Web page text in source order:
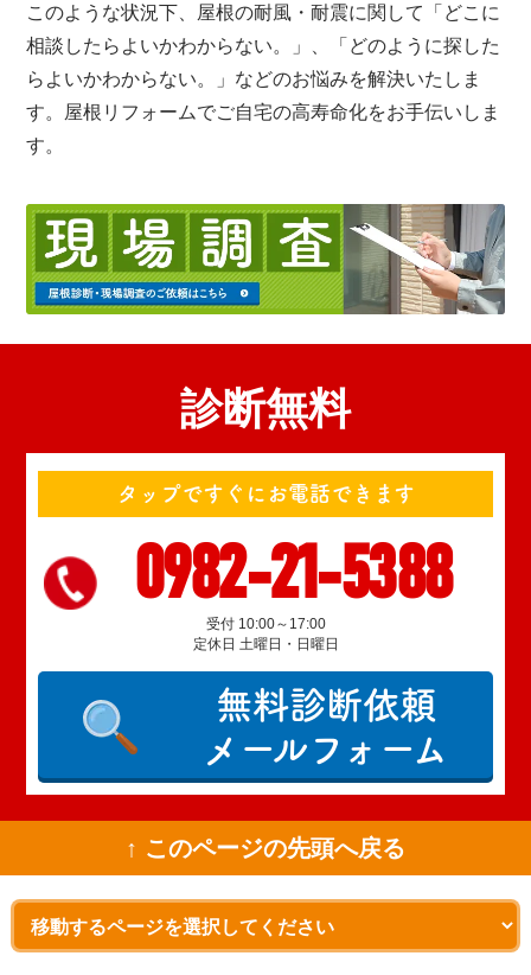
このような状況下、屋根の耐風・耐震に関して「どこに
相談したらよいかわからない。」、「どのように探した
らよいかわからない。」などのお悩みを解決いたしま
す。屋根リフォームでご自宅の高寿命化をお手伝いしま
す。
診断無料
タップですぐにお電話できます
0982-21-5388
受付 10:00～17:00
定休日 土曜日・日曜日
無料診断依頼
メールフォーム
↑ このページの先頭へ戻る